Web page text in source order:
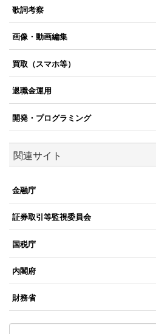
歌詞考察
画像・動画編集
買取（スマホ等）
退職金運用
開発・プログラミング
関連サイト
金融庁
証券取引等監視委員会
国税庁
内閣府
財務省